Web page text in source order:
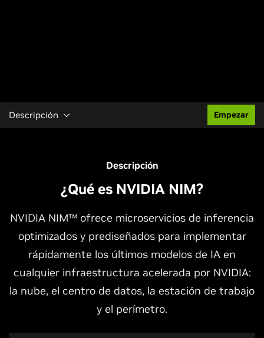
Descripción Empezar
Descripción
¿Qué es NVIDIA NIM?
NVIDIA NIM™ ofrece microservicios de inferencia
optimizados y prediseñados para implementar
rápidamente los últimos modelos de IA en
cualquier infraestructura acelerada por NVIDIA:
la nube, el centro de datos, la estación de trabajo
y el perímetro.